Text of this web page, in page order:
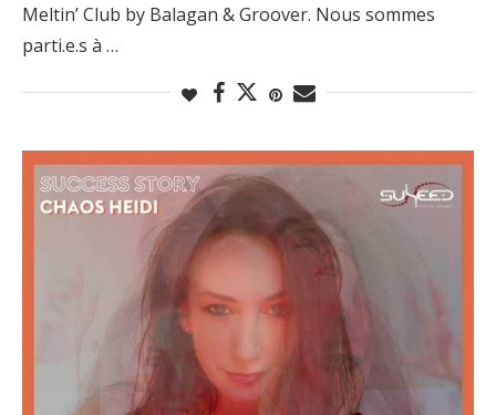
Meltin’ Club by Balagan & Groover. Nous sommes
parti.e.s à …